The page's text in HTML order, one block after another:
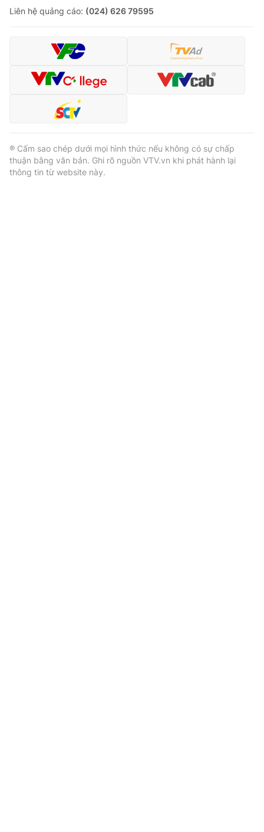
Liên hệ quảng cáo: (024) 626 79595
® Cấm sao chép dưới mọi hình thức nếu không có sự chấp
thuận bằng văn bản. Ghi rõ nguồn VTV.vn khi phát hành lại
thông tin từ website này.